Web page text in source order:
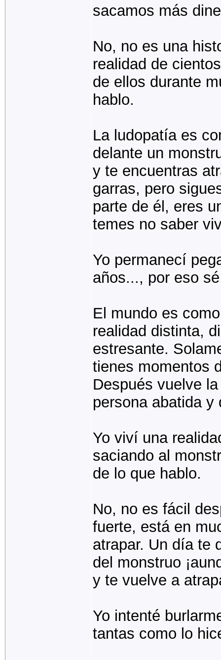
sacamos más
No, no es una
realidad de
de ellos durante
hablo.
La ludopatía es
delante un
y te encuentras
garras, pero
parte de él, eres
temes no saber
Yo permanecí
años..., por eso
El mundo es
realidad distinta,
estresante.
tienes momentos
Después vuelve
persona abatida y
Yo viví una
saciando al
de lo que hablo.
No, no es fácil
fuerte, está en
atrapar. Un día te
del monstruo
y te vuelve a
Yo intenté
tantas como lo